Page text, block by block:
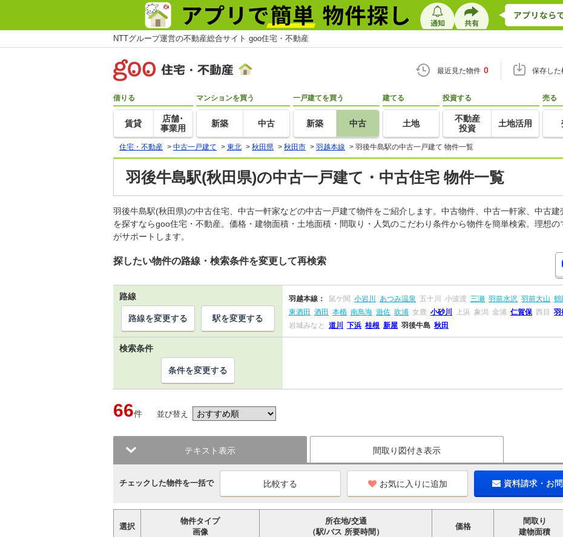
NTTグループ運営の不動産総合サイト goo住宅・不動産
最近見た物件 0 保存した
借りる
賃貸
店舗･
事業用
マンションを買う
新築 中古
一戸建てを買う
新築 中古
建てる
土地
投資する
不動産
投資
土地活用
売る
住宅・不動産 > 中古一戸建て > 東北 > 秋田県 > 秋田市 > 羽越本線 > 羽後牛島駅の中古一戸建て 物件一覧
羽後牛島駅(秋田県)の中古一戸建て・中古住宅 物件一覧
羽後牛島駅(秋田県)の中古住宅、中古一軒家などの中古一戸建て物件をご紹介します。中古物件、中古一軒家、中古
を探すならgoo住宅・不動産。価格・建物面積・土地面積・間取り・人気のこだわり条件から物件を簡単検索。理想
がサポートします。
探したい物件の路線・検索条件を変更して再検索
路線 羽越本線： 鼠ケ関 小岩川 あつみ温泉 五十川 小波渡 三瀬 羽前水沢 羽前大山 鶴
東酒田 酒田 本楯 南鳥海 遊佐 吹浦 女鹿 小砂川 上浜 象潟 金浦 仁賀保 西目 羽
岩城みなと
道川 下浜 桂根 新屋 羽後牛島 秋田
路線を変更する 駅を変更する
検索条件
条件を変更する
66件 並び替え
テキスト表示 間取り図付き表示
チェックした物件を一括で お気に入りに追加 資料請求・お
選択
物件タイプ
画像
所在地/交通
（駅/バス 所要時間）
価格
間取り
建物面積